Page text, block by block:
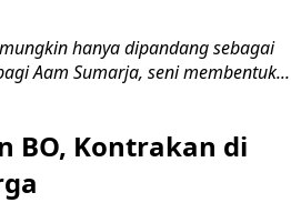
hanya dipandang sebagai
Aam Sumarja, seni membentuk...
BO, Kontrakan di